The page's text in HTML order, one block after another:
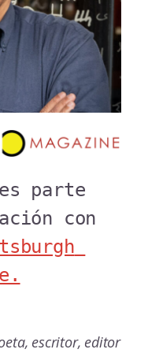
parte
con
escritor, editor